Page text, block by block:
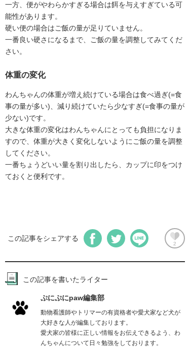
一方、便がやわらかすぎる場合は餌を与えすぎている可
能性があります。
硬い便の場合はご飯の量が足りていません。
一番良い硬さになるまで、ご飯の量を調整してみてくだ
さい。
体重の変化
わんちゃんの体重が増え続けている場合は食べ過ぎ(=食
事の量が多い)、減り続けていたら少なすぎ(=食事の量が
少ない)です。
大きな体重の変化はわんちゃんにとっても負担になりま
すので、体重が大きく変化しないようにご飯の量を調整
してください。
一番ちょうどいい量を割り出したら、カップに印をつけ
ておくと便利です。
この記事をシェアする
2
この記事を書いたライター
ぷにぷにpaw編集部
動物看護師やトリマーの有資格者や愛犬家など犬が
大好きな人が編集しております。
愛犬家の皆様に正しい情報をお伝えできるよう、わ
んちゃんについて日々勉強をしております。